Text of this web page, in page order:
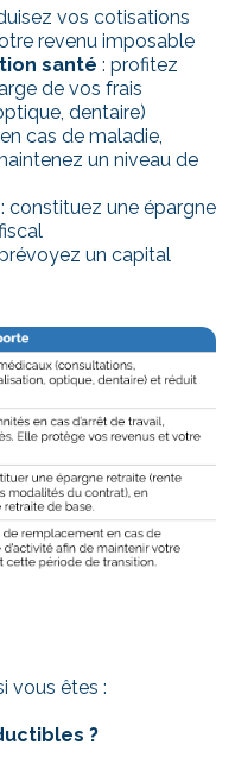
vos cotisations
revenu imposable
santé : profitez
de vos frais
dentaire)
cas de maladie,
un niveau de
: constituez une épargne
un capital
vous êtes :
?